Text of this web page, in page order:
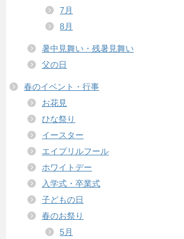
7月
8月
暑中見舞い・残暑見舞い
父の日
春のイベント・行事
お花見
ひな祭り
イースター
エイプリルフール
ホワイトデー
入学式・卒業式
子どもの日
春のお祭り
5月